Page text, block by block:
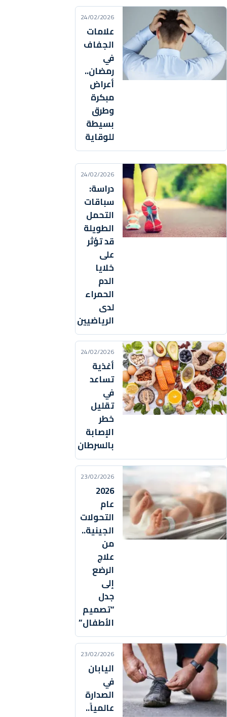
24/02/2026
علامات
الجفاف
في
رمضان..
أعراض
مبكرة
وطرق
بسيطة
للوقاية
24/02/2026
دراسة:
سباقات
التحمل
الطويلة
قد تؤثر
على
خلايا
الدم
الحمراء
لدى
الرياضيين
24/02/2026
أغذية
تساعد
في
تقليل
خطر
الإصابة
بالسرطان
23/02/2026
2026
عام
التحولات
الجينية..
من
علاج
الرضع
إلى
جدل
“تصميم
الأطفال”
23/02/2026
اليابان
في
الصدارة
عالمياً..